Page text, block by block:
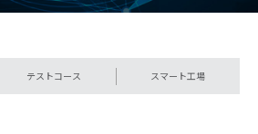
NEXEN
テストコース スマート工場